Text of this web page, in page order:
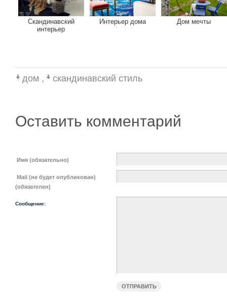
Скандинавский
интерьер
Интерьер дома Дом мечты
дом , скандинавский стиль
Оставить комментарий
Имя (обязательно)
Mail (не будет опубликован)
(обязателен)
Сообщение: